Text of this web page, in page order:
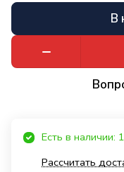
В
Есть в наличии: 1
Рассчитать